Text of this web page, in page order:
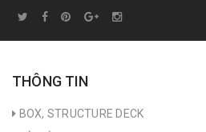
THÔNG TIN
BOX, STRUCTURE DECK